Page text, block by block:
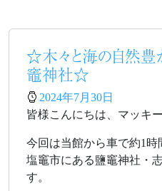
☆木々と海の自然豊か
竈神社☆
2024年7月30日
皆様こんにちは、マッキー
今回は当館から車で約1時
塩竈市にある鹽竈神社・
す。